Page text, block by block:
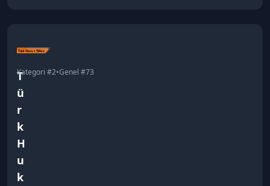
T
ü
r
k
H
u
k
Kategori #2•Genel #73